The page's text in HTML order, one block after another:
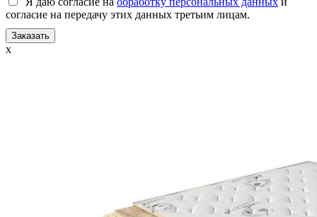
согласие на передачу этих данных третьим лицам.
x